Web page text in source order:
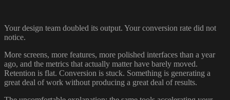
Your design team doubled its output. Your conversion rate did not
notice.
More screens, more features, more polished interfaces than a year
ago, and the metrics that actually matter have barely moved.
Retention is flat. Conversion is stuck. Something is generating a
great deal of work without producing a great deal of results.